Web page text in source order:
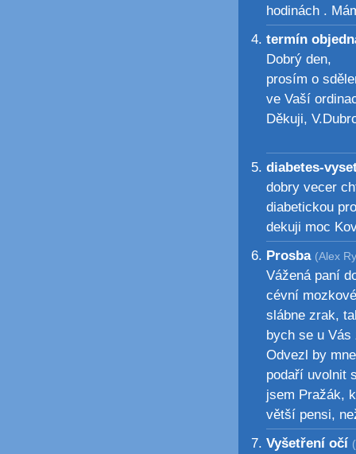
hodinách .
termín
Dobrý den,
prosím o
ve Vaší
Děkuji,
diabetes-
dobry vecer
diabetickou
dekuji moc
Prosba (Alex
Vážená paní
cévní
slábne zrak,
bych se u
Odvezl by
podaří uvolnit
jsem Pražák,
větší pensi,
Vyšetření očí